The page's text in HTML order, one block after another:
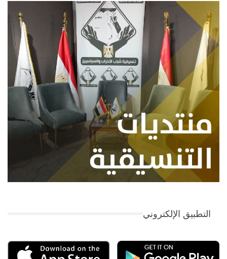
التطبيق الإلكتروني